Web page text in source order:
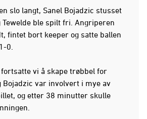
slo langt, Sanel Bojadzic stusset
Tewelde ble spilt fri. Angriperen
fintet bort keeper og satte ballen
0.
vi å skape trøbbel for
var involvert i mye av
og etter 38 minutter skulle